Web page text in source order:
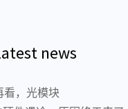
news
看，光模块